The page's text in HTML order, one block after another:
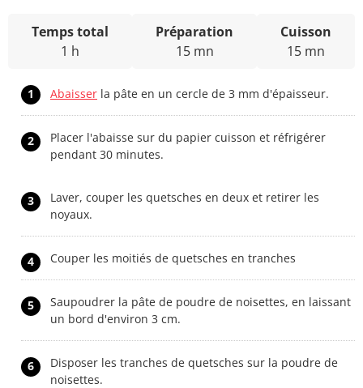
Temps total
1 h
Préparation
15 mn
Cuisson
15 mn
1 Abaisser la pâte en un cercle de 3 mm d'épaisseur.
2
Placer l'abaisse sur du papier cuisson et réfrigérer
pendant 30 minutes.
3
Laver, couper les quetsches en deux et retirer les
noyaux.
4 Couper les moitiés de quetsches en tranches
5
Saupoudrer la pâte de poudre de noisettes, en laissant
un bord d'environ 3 cm.
6
Disposer les tranches de quetsches sur la poudre de
noisettes.